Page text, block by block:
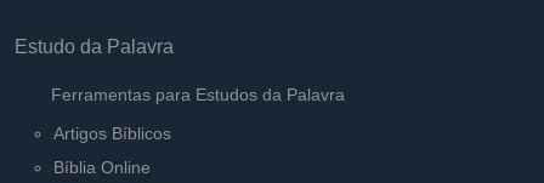
Estudo da Palavra
Ferramentas para Estudos da Palavra
Artigos Bíblicos
Bíblia Online